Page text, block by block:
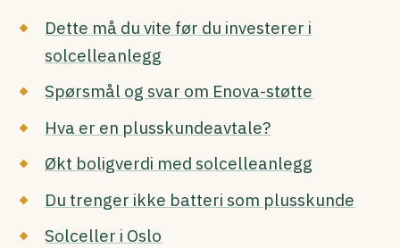
Dette må du vite før du investerer i
solcelleanlegg
Spørsmål og svar om Enova-støtte
Hva er en plusskundeavtale?
Økt boligverdi med solcelleanlegg
Du trenger ikke batteri som plusskunde
Solceller i Oslo